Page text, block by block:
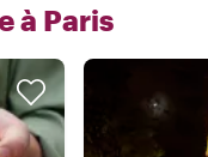
à Paris